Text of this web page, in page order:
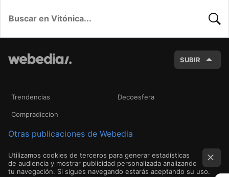
SUBIR
Trendencias Decoesfera
Compradiccion
Otras publicaciones de Webedia
Utilizamos cookies de terceros para generar estadísticas
de audiencia y mostrar publicidad personalizada analizando
tu navegación. Si sigues navegando estarás aceptando su uso.